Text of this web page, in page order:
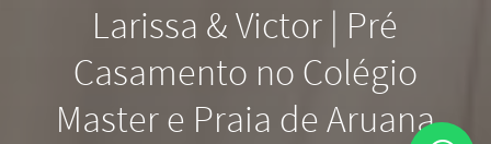
Larissa & Victor | Pré
Casamento no Colégio
Master e Praia de Aruana